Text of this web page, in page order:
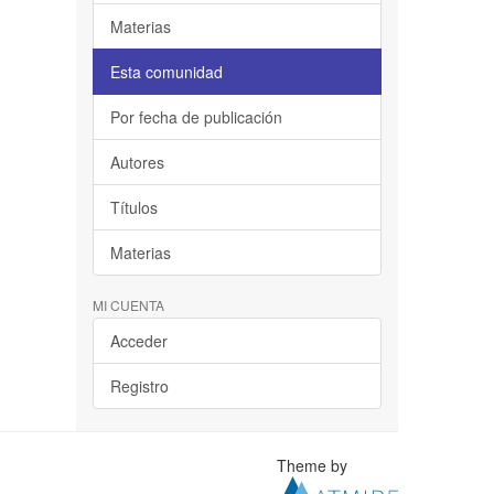
Materias
Esta comunidad
Por fecha de publicación
Autores
Títulos
Materias
MI CUENTA
Acceder
Registro
Theme by